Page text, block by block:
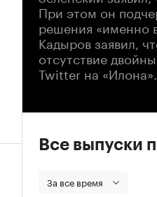
При этом он
решения «именно
Кадыров заявил,
отсутствие
Twitter на «Илона».
Все выпуски
За все время